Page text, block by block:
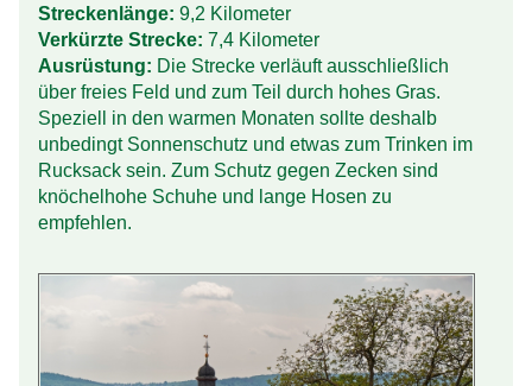
Streckenlänge: 9,2 Kilometer
Verkürzte Strecke: 7,4 Kilometer
Ausrüstung: Die Strecke verläuft ausschließ­lich
über freies Feld und zum Teil durch hohes Gras.
Speziell in den warmen Monaten sollte deshalb
unbedingt Sonnen­schutz und etwas zum Trinken im
Ruck­sack sein. Zum Schutz gegen Zecken sind
knöchel­hohe Schuhe und lange Hosen zu
empfehlen.